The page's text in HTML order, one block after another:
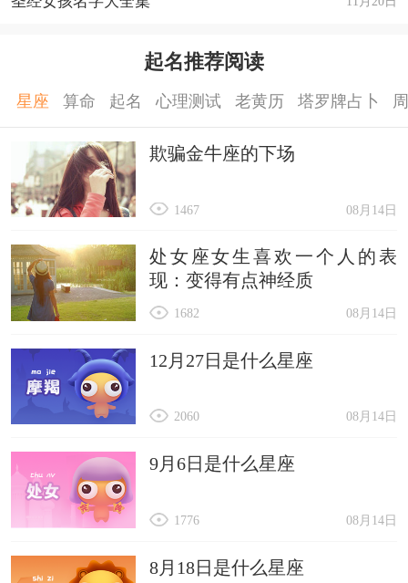
起名推荐阅读
星座 算命 起名 心理测试 老黄历 塔罗牌占卜
欺骗金牛座的下场
08月14日
1467
处女座女生喜欢一个人的表
现：变得有点神经质
08月14日
1682
12月27日是什么星座
08月14日
2060
9月6日是什么星座
08月14日
1776
8月18日是什么星座